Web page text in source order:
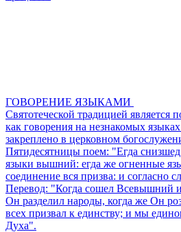
ГОВОРЕНИЕ ЯЗЫКАМИ
Святотеческой традицией является
как говорения на незнакомых
закреплено в церковном
Пятидесятницы поем: "Егда
языки вышний: егда же огненные
соединение вся призва: и согласно
Перевод: "Когда сошел Всевышний
Он разделил народы, когда же Он
всех призвал к единству; и мы
Духа".